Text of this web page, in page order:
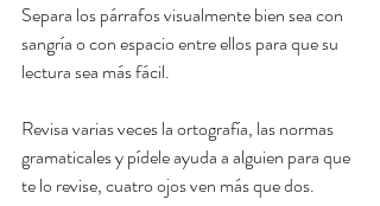
Separa los párrafos visualmente bien sea con
sangría o con espacio entre ellos para que su
lectura sea más fácil.
Revisa varias veces la ortografía, las normas
gramaticales y pídele ayuda a alguien para que
te lo revise, cuatro ojos ven más que dos.